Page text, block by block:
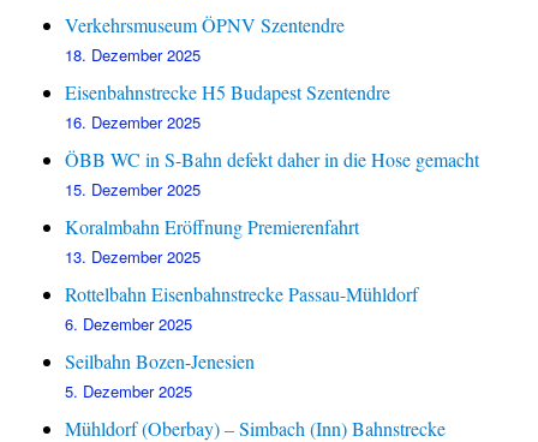
Verkehrsmuseum ÖPNV Szentendre
18. Dezember 2025
Eisenbahnstrecke H5 Budapest Szentendre
16. Dezember 2025
ÖBB WC in S-Bahn defekt daher in die Hose gemacht
15. Dezember 2025
Koralmbahn Eröffnung Premierenfahrt
13. Dezember 2025
Rottelbahn Eisenbahnstrecke Passau-Mühldorf
6. Dezember 2025
Seilbahn Bozen-Jenesien
5. Dezember 2025
Mühldorf (Oberbay) – Simbach (Inn) Bahnstrecke